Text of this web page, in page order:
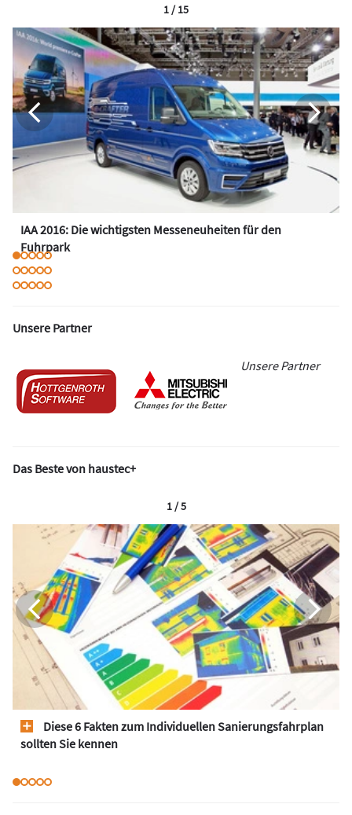
IAA 2016: Die wichtigsten Messeneuheiten für den
Fuhrpark
1 / 15
Unsere Partner
Unsere Partner
Das Beste von haustec+
Diese 6 Fakten zum Individuellen Sanierungsfahrplan
sollten Sie kennen
1 / 5